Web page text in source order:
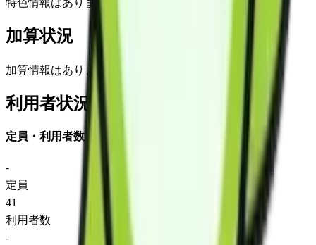
特色情報はありません
加算状況
加算情報はありません
利用者状況
定員・利用者数
-
定員
41
利用者数
-